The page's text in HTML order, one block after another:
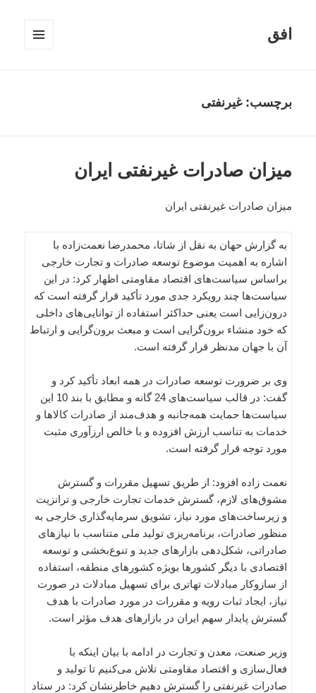
افق
برچسب:غیرنفتی
میزان صادرات غیرنفتی ایران
میزان صادرات غیرنفتی ایران
به گزارش حهان به نقل از شاتا، محمدرضا نعمت‌زاده با
اشاره به اهمیت موضوع توسعه صادرات و تجارت خارجی
براساس سیاست‌های اقتصاد مقاومتی اظهار کرد: در این
سیاست‌ها چند رویکرد جدی مورد تأکید قرار گرفته است که
درون‌زایی است یعنی حداکثر استفاده از توانایی‌های داخلی
که خود منشاء برون‌گرایی است و مبعث برون‌گرایی و ارتباط
آن با جهان مدنظر قرار گرفته است.
وی بر ضرورت توسعه صادرات در همه ابعاد تأکید کرد و
گفت: در قالب سیاست‌های 24 گانه و مطابق با بند 10 این
سیاست‌ها حمایت‌ همه‌جانبه و هدف‌مند از صادرات کالاها و
خدمات به تناسب ارزش افزوده و با خالص ارزآوری مثبت
مورد توجه قرار گرفته است.
نعمت زاده افزود: از طریق تسهیل مقررات و گسترش
مشوق‌های لازم، گسترش خدمات تجارت خارجی و ترانزیت
و زیرساخت‌های مورد نیاز، تشویق سرمایه‌گذاری خارجی به
منظور صادرات، برنامه‌ریزی تولید ملی متناسب با نیازهای
صادراتی، شکل‌دهی بازارهای جدید و تنوع‌بخشی و توسعه
اقتصادی با دیگر کشورها بویژه کشورهای منطقه، استفاده
از سازوکار مبادلات تهاتری برای تسهیل مبادلات در صورت
نیاز، ایجاد ثبات رویه و مقررات در مورد صادرات با هدف
گسترش پایدار سهم ایران در بازارهای هدف مؤثر است.
وزیر صنعت، معدن و تجارت در ادامه با بیان اینکه با
فعال‌سازی و اقتصاد مقاومتی تلاش می‌کنیم تا تولید و
صادرات غیرنفتی را گسترش دهیم خاطرنشان کرد: در ستاد